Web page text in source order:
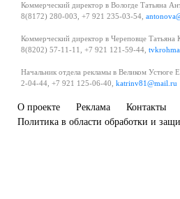
Коммерческий директор в Вологде Татьяна
8(8172) 280-003, +7 921 235-03-54,
Коммерческий директор в Череповце Татьяна
8(8202) 57-11-11, +7 921 121-59-44,
Начальник отдела рекламы в Великом Устюге
2-04-44, +7 921 125-06-40, katrinv81@mail.ru
О проекте Реклама
Контакты
Политика в области обработки и